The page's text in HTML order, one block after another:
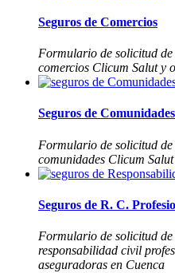
Seguros de Comercios
Formulario de solicitud
comercios Clicum Salut y
Seguros de Comunidades
Formulario de solicitud
comunidades Clicum
Seguros de R. C.
Formulario de solicitud
responsabilidad civil
aseguradoras en Cuenca